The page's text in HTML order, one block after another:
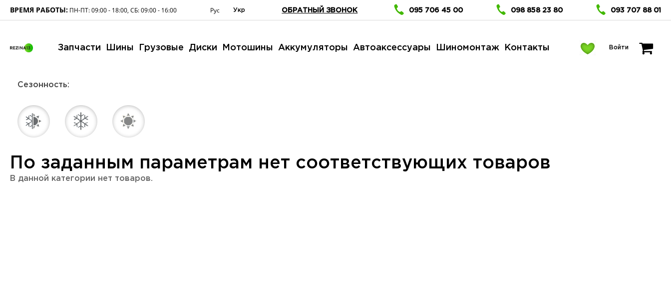
ВРЕМЯ РАБОТЫ: ПН-ПТ: 09:00 - 18:00, СБ: 09:00 - 16:00 Рус Укр ОБРАТНЫЙ ЗВОНОК 095 706 45 00 098 858 23 80 093 707 88 01
Запчасти Шины Грузовые Диски Мотошины Аккумуляторы Автоаксессуары Шиномонтаж Контакты Войти
Сезонность:
По заданным параметрам нет соответствующих товаров
В данной категории нет товаров.